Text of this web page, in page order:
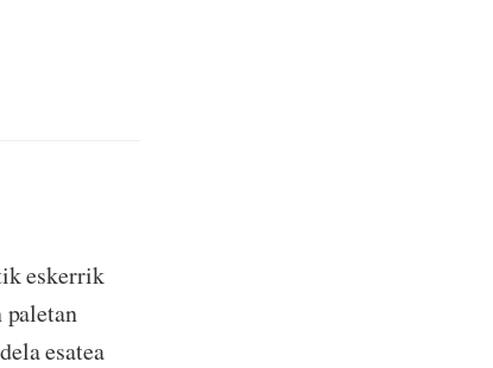
eskerrik
esatea